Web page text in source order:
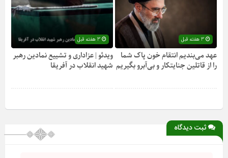
3 هفته قبل
عهد می‌بندیم انتقام خون پاک شما
را از قاتلین جنایتکار و بی‌آبرو بگیریم
ویدئو | عزاداری و تشییع نمادین رهبر
شهید انقلاب در آفریقا
ثبت دیدگاه